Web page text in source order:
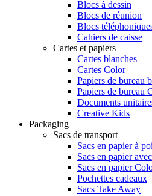
Blocs à dessin
Blocs de réunion
Blocs
Cahiers de caisse
Cartes et papiers
Cartes blanches
Cartes Color
Papiers de bureau
Papiers de bureau
Documents
Creative Kids
Packaging
Sacs de transport
Sacs en papier à
Sacs en papier
Sacs en papier
Pochettes cadeaux
Sacs Take Away